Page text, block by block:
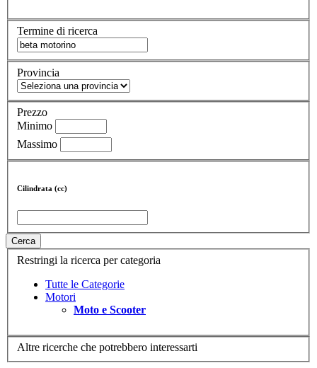
Termine di ricerca
Provincia
Prezzo
Minimo
Massimo
Cilindrata (cc)
Cerca
Restringi la ricerca per categoria
Tutte le Categorie
Motori
Moto e Scooter
Altre ricerche che potrebbero interessarti